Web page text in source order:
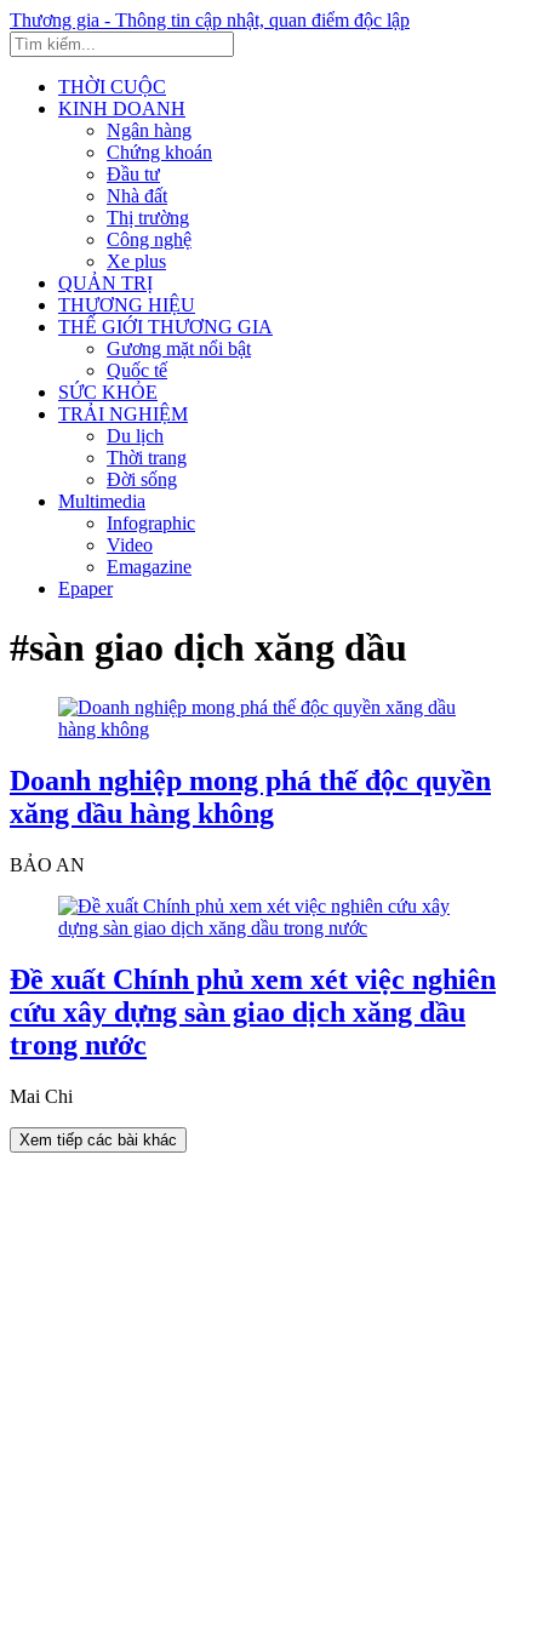
Thương gia - Thông tin cập nhật, quan điểm độc lập
THỜI CUỘC
KINH DOANH
Ngân hàng
Chứng khoán
Đầu tư
Nhà đất
Thị trường
Công nghệ
Xe plus
QUẢN TRỊ
THƯƠNG HIỆU
THẾ GIỚI THƯƠNG GIA
Gương mặt nổi bật
Quốc tế
SỨC KHỎE
TRẢI NGHIỆM
Du lịch
Thời trang
Đời sống
Multimedia
Infographic
Video
Emagazine
Epaper
#sàn giao dịch xăng dầu
Doanh nghiệp mong phá thế độc quyền
xăng dầu hàng không
BẢO AN
Đề xuất Chính phủ xem xét việc nghiên
cứu xây dựng sàn giao dịch xăng dầu
trong nước
Mai Chi
Xem tiếp các bài khác